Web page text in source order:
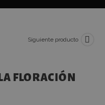
Siguiente producto
FLORACIÓN